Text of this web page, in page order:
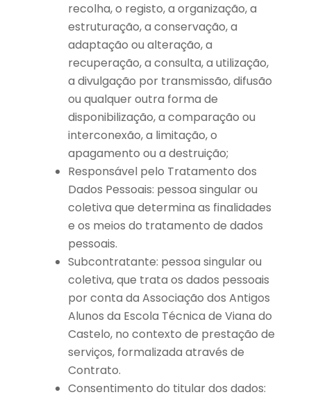
recolha, o registo, a organização, a
estruturação, a conservação, a
adaptação ou alteração, a
recuperação, a consulta, a utilização,
a divulgação por transmissão, difusão
ou qualquer outra forma de
disponibilização, a comparação ou
interconexão, a limitação, o
apagamento ou a destruição;
Responsável pelo Tratamento dos
Dados Pessoais: pessoa singular ou
coletiva que determina as finalidades
e os meios do tratamento de dados
pessoais.
Subcontratante: pessoa singular ou
coletiva, que trata os dados pessoais
por conta da Associação dos Antigos
Alunos da Escola Técnica de Viana do
Castelo, no contexto de prestação de
serviços, formalizada através de
Contrato.
Consentimento do titular dos dados: